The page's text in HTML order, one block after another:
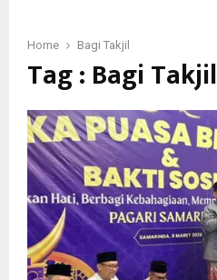
Home Bagi Takjil
Tag : Bagi Takjil